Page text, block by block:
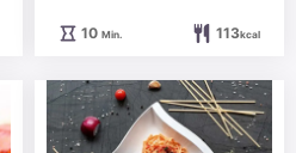
10Minuten
Min. 113kcal